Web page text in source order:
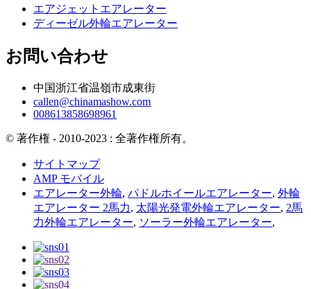
エアジェットエアレーター
ディーゼル外輪エアレーター
お問い合わせ
中国浙江省温嶺市成東街
callen@chinamashow.com
008613858698961
© 著作権 - 2010-2023 : 全著作権所有。
サイトマップ
AMP モバイル
エアレーター外輪, パドルホイールエアレーター, 外輪
エアレーター 2馬力, 太陽光発電外輪エアレーター, 2馬
力外輪エアレーター, ソーラー外輪エアレーター,